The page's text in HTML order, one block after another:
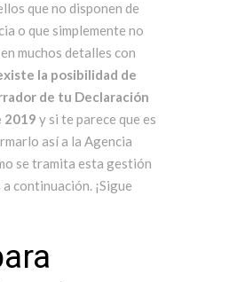
que no disponen de
o que simplemente no
muchos detalles con
la posibilidad de
de tu Declaración
2019 y si te parece que es
así a la Agencia
se tramita esta gestión
continuación. ¡Sigue